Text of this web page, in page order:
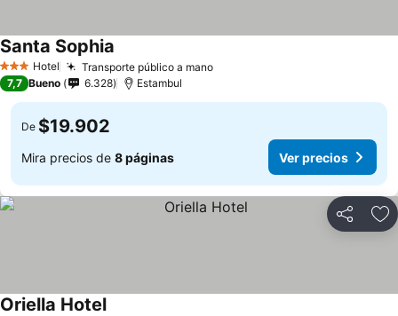
3 Estrellas
Hotel Transporte público a mano
Santa Sophia
7,7 Bueno 6.328 Estambul
De $19.902
Mira precios de 8 páginas Ver precios
Compartir
Oriella Hotel